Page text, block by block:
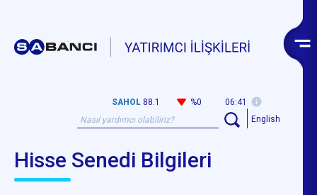
SAHOL 88.1 %0
06:41
English
Hisse Senedi Bilgileri